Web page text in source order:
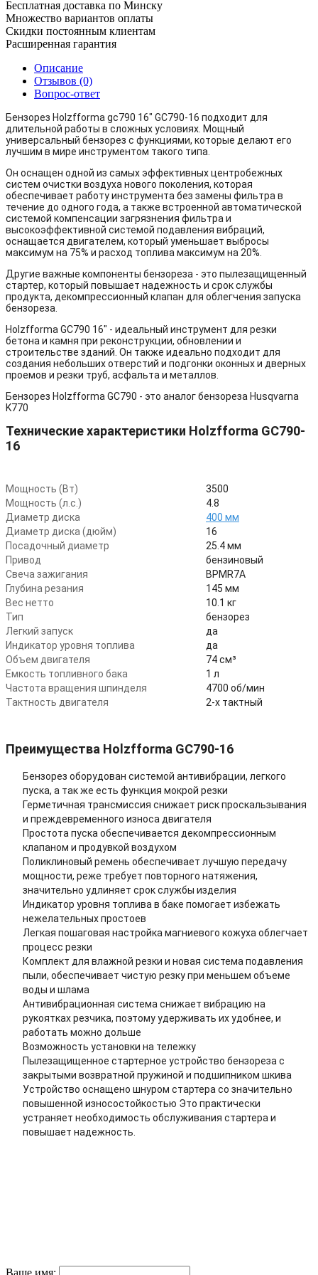
Бесплатная доставка по Минску
Множество вариантов оплаты
Скидки постоянным клиентам
Расширенная гарантия
Описание
Отзывов (0)
Вопрос-ответ
Бензорез Holzfforma gc790 16" GC790-16 подходит для
длительной работы в сложных условиях. Мощный
универсальный бензорез с функциями, которые делают его
лучшим в мире инструментом такого типа.
Он оснащен одной из самых эффективных центробежных
систем очистки воздуха нового поколения, которая
обеспечивает работу инструмента без замены фильтра в
течение до одного года, а также встроенной автоматической
системой компенсации загрязнения фильтра и
высокоэффективной системой подавления вибраций,
оснащается двигателем, который уменьшает выбросы
максимум на 75% и расход топлива максимум на 20%.
Другие важные компоненты бензореза - это пылезащищенный
стартер, который повышает надежность и срок службы
продукта, декомпрессионный клапан для облегчения запуска
бензореза.
Holzfforma GC790 16" - идеальный инструмент для резки
бетона и камня при реконструкции, обновлении и
строительстве зданий. Он также идеально подходит для
создания небольших отверстий и подгонки оконных и дверных
проемов и резки труб, асфальта и металлов.
Бензорез Holzfforma GC790 - это аналог бензореза Husqvarna
K770
Технические характеристики Holzfforma GC790-
16
Мощность (Вт)
3500
Мощность (л.с.)
4.8
Диаметр диска
400 мм
Диаметр диска (дюйм)
16
Посадочный диаметр
25.4 мм
Привод
бензиновый
Свеча зажигания
BPMR7A
Глубина резания
145 мм
Вес нетто
10.1 кг
Тип
бензорез
Легкий запуск
да
Индикатор уровня топлива
да
Объем двигателя
74 см³
Емкость топливного бака
1 л
Частота вращения шпинделя
4700 об/мин
Тактность двигателя
2-х тактный
Преимущества Holzfforma GC790-16
Бензорез оборудован системой антивибрации, легкого
пуска, а так же есть функция мокрой резки
Герметичная трансмиссия снижает риск проскальзывания
и преждевременного износа двигателя
Простота пуска обеспечивается декомпрессионным
клапаном и продувкой воздухом
Поликлиновый ремень обеспечивает лучшую передачу
мощности, реже требует повторного натяжения,
значительно удлиняет срок службы изделия
Индикатор уровня топлива в баке помогает избежать
нежелательных простоев
Легкая пошаговая настройка магниевого кожуха облегчает
процесс резки
Комплект для влажной резки и новая система подавления
пыли, обеспечивает чистую резку при меньшем объеме
воды и шлама
Антивибрационная система снижает вибрацию на
рукоятках резчика, поэтому удерживать их удобнее, и
работать можно дольше
Возможность установки на тележку
Пылезащищенное стартерное устройство бензореза с
закрытыми возвратной пружиной и подшипником шкива
Устройство оснащено шнуром стартера со значительно
повышенной износостойкостью Это практически
устраняет необходимость обслуживания стартера и
повышает надежность.
Ваше имя: